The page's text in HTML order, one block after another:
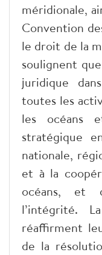
méridionale,
Convention
le droit de la
soulignent
juridique
toutes les
les océans
stratégique
nationale,
et à la
océans, et
l’intégrité.
réaffirment
de la